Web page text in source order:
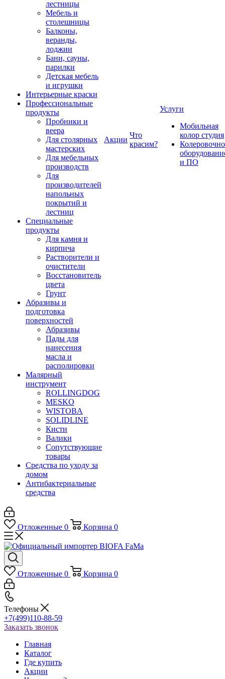
лестницы
Мебель и
столешницы
Балконы,
веранды,
лоджии
Бани, сауны,
парилки
Детская мебель
и игрушки
Интерьерные краски
Профессиональные
продукты
Пробники и
веера
Для столярных
мастерских
Для мебельных
производств
Для
производителей
напольных
покрытий и
лестниц
Специальные
продукты
Для камня и
кирпича
Растворители и
очистители
Восстановитель
цвета
Грунт
Абразивы и
подготовка
поверхностей
Абразивы
Пады для
нанесения
масла и
располировки
Малярный
инструмент
ROLLINGDOG
MESKO
WISTOBA
SOLIDLINE
Кисти
Валики
Сопутствующие
товары
Средства по уходу за
домом
Антибактериальные
средства
Акции
Что
красим?
Услуги
Мобильная
колор студия
и ПО
Отложенные 0 Корзина 0
Отложенные 0 Корзина 0
Телефоны
+7(499)110-88-59
Заказать звонок
Главная
Каталог
Где купить
Акции